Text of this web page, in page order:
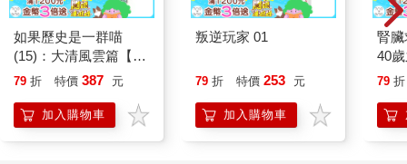
如果歷史是一群喵
(15)：大清風雲篇【萌
貓漫畫學歷史】
79 折 特價 387 元
加入購物車
叛逆玩家 01
79 折 特價 253 元
加入購物車
腎
40
就
79 折